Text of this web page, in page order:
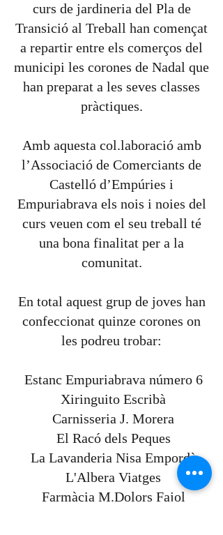
curs de jardineria del Pla de
Transició al Treball han començat
a repartir entre els comerços del
municipi les corones de Nadal que
han preparat a les seves classes
pràctiques.
Amb aquesta col.laboració amb
l’Associació de Comerciants de
Castelló d’Empúries i
Empuriabrava els nois i noies del
curs veuen com el seu treball té
una bona finalitat per a la
comunitat.
En total aquest grup de joves han
confeccionat quinze corones on
les podreu trobar:
Estanc Empuriabrava número 6
Xiringuito Escribà
Carnisseria J. Morera
El Racó dels Peques
La Lavanderia Nisa Empordà
L'Albera Viatges
Farmàcia M.Dolors Fajol